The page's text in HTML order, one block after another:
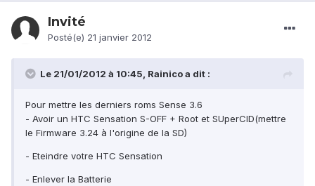
Invité
Posté(e) 21 janvier 2012
Le 21/01/2012 à 10:45, Rainico a dit :
Pour mettre les derniers roms Sense 3.6
- Avoir un HTC Sensation S-OFF + Root et SUperCID(mettre
le Firmware 3.24 à l'origine de la SD)
- Eteindre votre HTC Sensation
- Enlever la Batterie